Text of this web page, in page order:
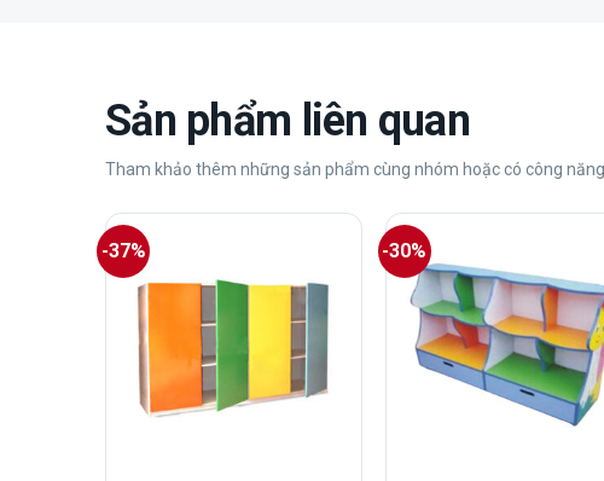
Sản phẩm liên quan
Tham khảo thêm những sản phẩm cùng nhóm hoặc có công
-37% -30%